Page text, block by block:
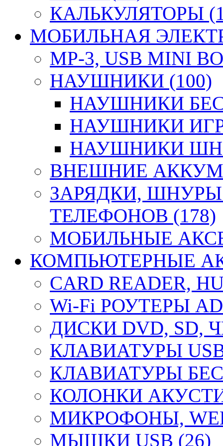
КАЛЬКУЛЯТОРЫ
МОБИЛЬНАЯ
MP-3, USB MINI
НАУШНИКИ (100)
НАУШНИКИ
НАУШНИКИ
НАУШНИКИ
ВНЕШНИЕ
ЗАРЯДКИ,
ТЕЛЕФОНОВ (178)
МОБИЛЬНЫЕ
КОМПЬЮТЕРНЫЕ
CARD READER,
Wi-Fi РОУТЕРЫ
ДИСКИ DVD, SD,
КЛАВИАТУРЫ
КЛАВИАТУРЫ
КОЛОНКИ
МИКРОФОНЫ,
МЫШКИ USB (26)